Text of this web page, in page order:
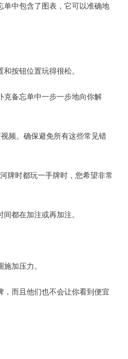
中包含了图表，它可以准确地
按钮位置玩得很松。
克备忘单中一步一步地向你解
频。确保避免所有这些常见错
牌时都玩一手牌时，您希望非常
都在加注或再加注。
加压力。
而且他们也不会让你看到便宜